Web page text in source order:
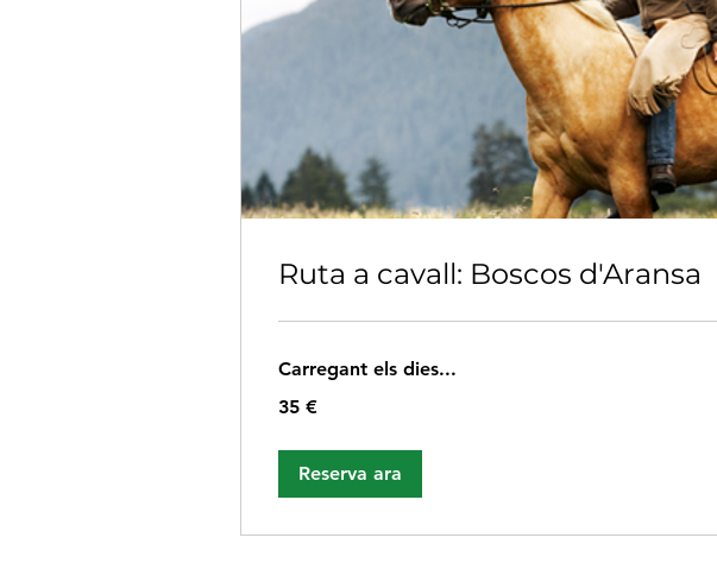
Ruta a cavall: Boscos d'Aransa
Carregant els dies...
euros
35 €
Reserva ara